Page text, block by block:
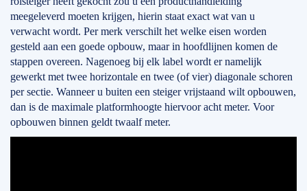
meegeleverd moeten krijgen, hierin staat exact wat van u
verwacht wordt. Per merk verschilt het welke eisen worden
gesteld aan een goede opbouw, maar in hoofdlijnen komen de
stappen overeen. Nagenoeg bij elk label wordt er namelijk
gewerkt met twee horizontale en twee (of vier) diagonale schoren
per sectie. Wanneer u buiten een steiger vrijstaand wilt opbouwen,
dan is de maximale platformhoogte hiervoor acht meter. Voor
opbouwen binnen geldt twaalf meter.